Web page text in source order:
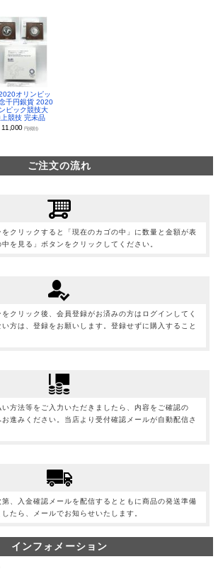
オリンピッ
千円銀貨 2020
ピック競技大
競技 完未品
11,000 円(税別)
ご注文の流れ
をクリックすると「現在のカゴの中」に数量と金額が表
を見る」ボタンをクリックしてください。
をクリック後、会員登録がお済みの方はログインしてく
方は、登録をお願いします。登録せずに購入すること
方法等をご入力いただきましたら、内容をご確認の
進みください。当店より受付確認メールが自動配信さ
、入金確認メールを配信するとともに商品の発送準備
たら、メールでお知らせいたします。
インフォメーション